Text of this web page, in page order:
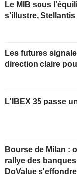
Le MIB sous
s'illustre,
Les futures
direction claire
L'IBEX 35 passe
Bourse de Milan :
rallye des
DoValue s'effondre